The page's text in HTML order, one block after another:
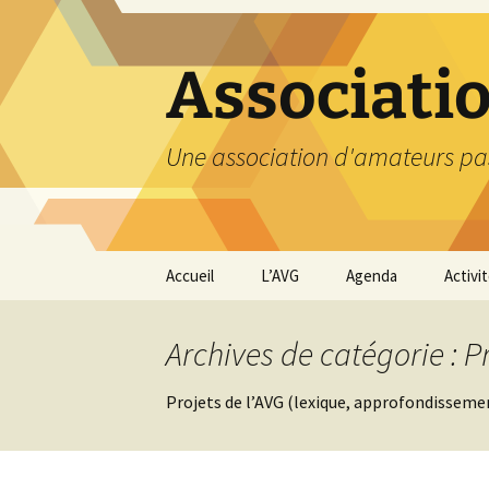
contenu
Une association d'amateurs
Accueil L’AVG
Nos coordonnées
Agenda
Archives de catégorie :
Projets de l’AVG (lexique,